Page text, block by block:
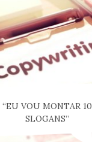
“EU VOU MONTAR 10
SLOGANS”